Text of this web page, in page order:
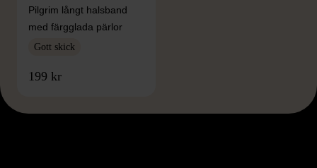
Pilgrim långt halsband
med färgglada pärlor
Gott skick
199 kr